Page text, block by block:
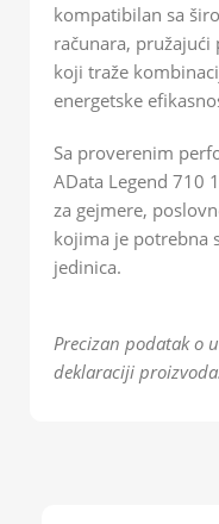
kompatibilan sa
računara, pružajući
koji traže
energetske
Sa proverenim
AData Legend 710
za gejmere,
kojima je potrebna
jedinica.
Precizan podatak o
deklaraciji proizvoda.